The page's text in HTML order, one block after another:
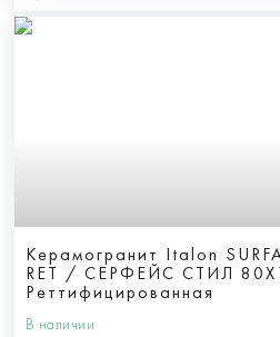
Керамогранит Italon
RET / СЕРФЕЙС СТИЛ
Реттифицированная
В наличии